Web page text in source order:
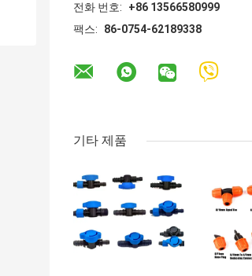
전화 번호:
+86 13566580999
팩스:
86-0754-62189338
기타 제품